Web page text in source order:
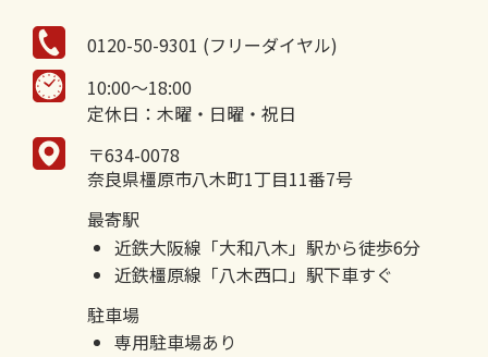
0120-50-9301 (フリーダイヤル)
10:00～18:00
定休日：木曜・日曜・祝日
〒634-0078
奈良県橿原市八木町1丁目11番7号
最寄駅
近鉄大阪線「大和八木」駅から徒歩6分
近鉄橿原線「八木西口」駅下車すぐ
駐車場
専用駐車場あり